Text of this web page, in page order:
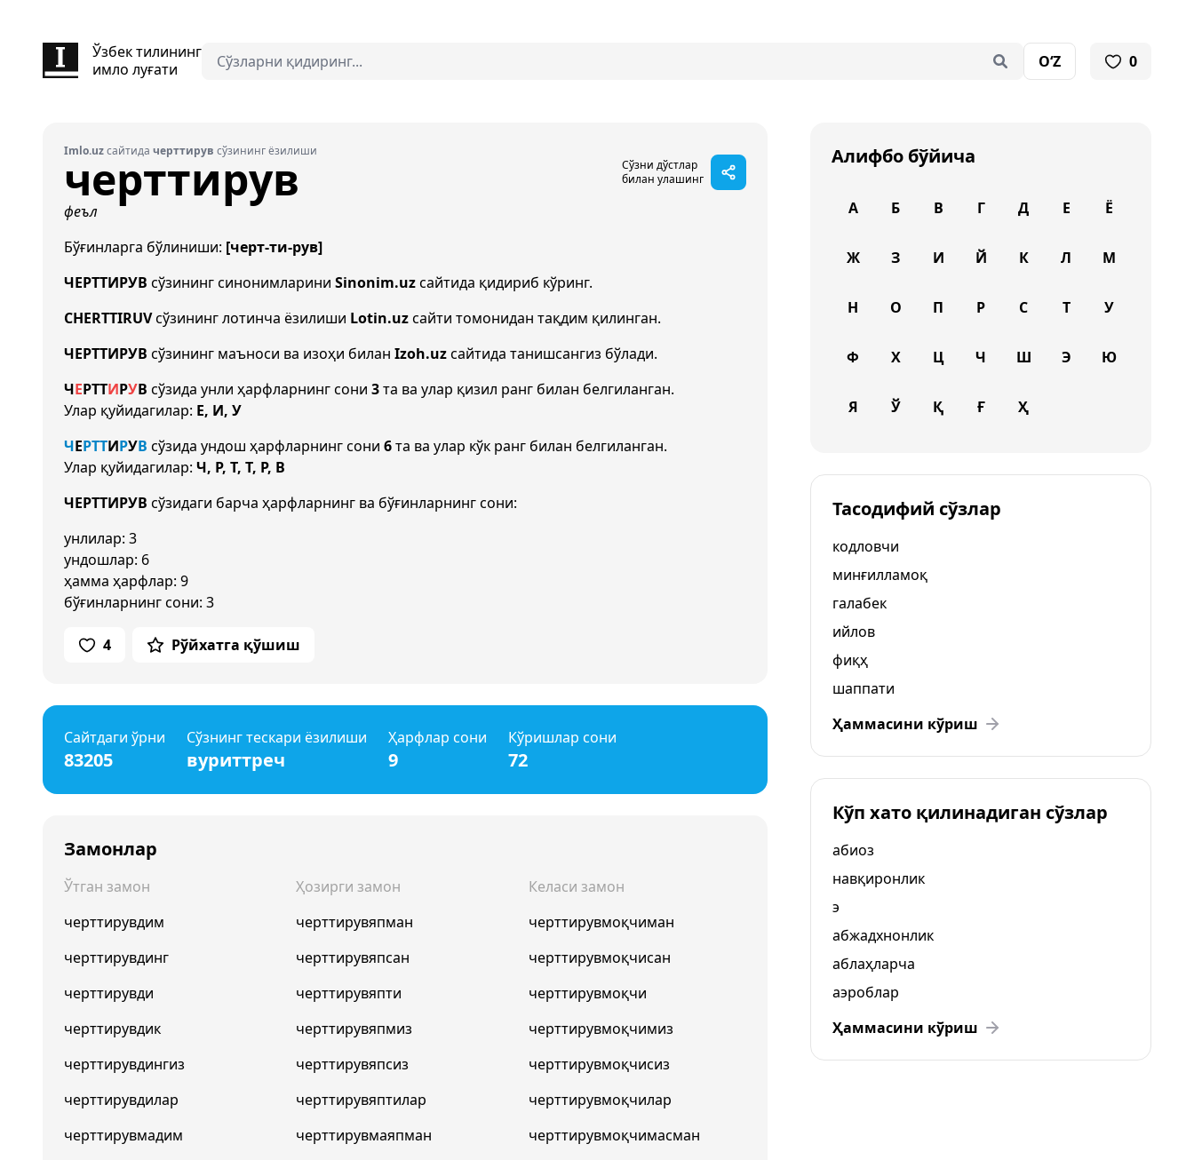
Ўзбек тилининг
имло луғати
O‘Z 0
Imlo.uzсайтида черттирув сўзининг ёзилиши
черттирув
Сўзни дўстлар
билан улашинг
феъл
Бўғинларга бўлиниши: [черт-ти-рув]
ЧЕРТТИРУВ сўзининг синонимларини Sinonim.uzсайтида қидириб кўринг.
CHERTTIRUVсўзининг лотинча ёзилиши Lotin.uzсайти томонидан тақдим қилинган.
ЧЕРТТИРУВ сўзининг маъноси ва изоҳи билан Izoh.uzсайтида танишсангиз бўлади.
ЧЕРТТИРУВ сўзида унли ҳарфларнинг сони 3та ва улар қизил ранг билан белгиланган.
Улар қуйидагилар: Е, И, У
ЧЕРТТИРУВ сўзида ундош ҳарфларнинг сони 6та ва улар кўк ранг билан белгиланган.
Улар қуйидагилар: Ч, Р, Т, Т, Р, В
ЧЕРТТИРУВ сўзидаги барча ҳарфларнинг ва бўғинларнинг сони:
унлилар: 3
ундошлар: 6
ҳамма ҳарфлар: 9
бўғинларнинг сони: 3
4 Рўйхатга қўшиш
Сайтдаги ўрни
83205
Сўзнинг тескари ёзилиши
вуриттреч
Ҳарфлар сони
9
Кўришлар сони
72
Замонлар
Ўтган замон
черттирувдим
черттирувдинг
черттирувди
черттирувдик
черттирувдингиз
черттирувдилар
черттирувмадим
Ҳозирги замон
черттирувяпман
черттирувяпсан
черттирувяпти
черттирувяпмиз
черттирувяпсиз
черттирувяптилар
черттирувмаяпман
Келаси замон
черттирувмоқчиман
черттирувмоқчисан
черттирувмоқчи
черттирувмоқчимиз
черттирувмоқчисиз
черттирувмоқчилар
черттирувмоқчимасман
Алифбо бўйича
А Б В Г Д Е Ё
Ж З И Й К Л М
Н О П Р С Т У
Ф Х Ц Ч Ш Э Ю
Я Ў Қ Ғ Ҳ
Тасодифий сўзлар
кодловчи
минғилламоқ
галабек
ийлов
фиқҳ
шаппати
Ҳаммасини кўриш
Кўп хато қилинадиган сўзлар
абиоз
навқиронлик
э
абжадхнонлик
аблаҳларча
аэроблар
Ҳаммасини кўриш